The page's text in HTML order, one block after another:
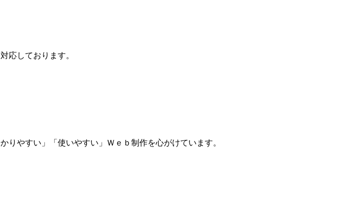
応しております。
やすい」「使いやすい」Ｗｅｂ制作を心がけています。